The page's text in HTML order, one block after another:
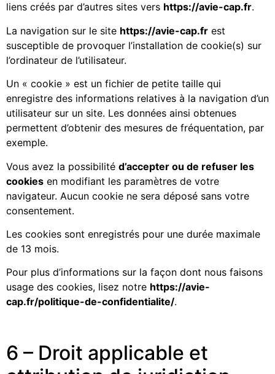
liens créés par d’autres sites vers https://avie-cap.fr.
La navigation sur le site https://avie-cap.fr est
susceptible de provoquer l’installation de cookie(s) sur
l’ordinateur de l’utilisateur.
Un « cookie » est un fichier de petite taille qui
enregistre des informations relatives à la navigation d’un
utilisateur sur un site. Les données ainsi obtenues
permettent d’obtenir des mesures de fréquentation, par
exemple.
Vous avez la possibilité d’accepter ou de refuser les
cookies en modifiant les paramètres de votre
navigateur. Aucun cookie ne sera déposé sans votre
consentement.
Les cookies sont enregistrés pour une durée maximale
de 13 mois.
Pour plus d’informations sur la façon dont nous faisons
usage des cookies, lisez notre https://avie-
cap.fr/politique-de-confidentialite/.
6 – Droit applicable et